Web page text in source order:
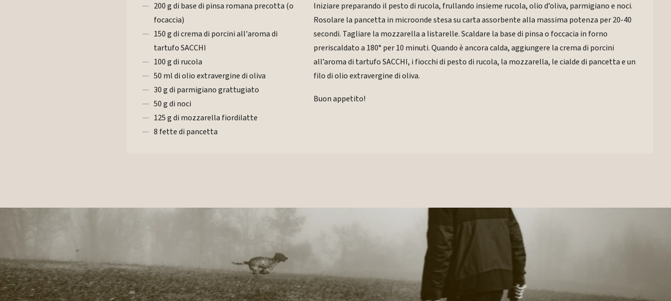
200 g di base di pinsa romana precotta (o
focaccia)
150 g di crema di porcini all'aroma di
tartufo SACCHI
100 g di rucola
50 ml di olio extravergine di oliva
30 g di parmigiano grattugiato
50 g di noci
125 g di mozzarella fiordilatte
8 fette di pancetta
Iniziare preparando il pesto di rucola, frullando insieme rucola, olio d’oliva, parmigiano e noci.
Rosolare la pancetta in microonde stesa su carta assorbente alla massima potenza per 20-40
secondi. Tagliare la mozzarella a listarelle. Scaldare la base di pinsa o foccacia in forno
preriscaldato a 180° per 10 minuti. Quando è ancora calda, aggiungere la crema di porcini
all’aroma di tartufo SACCHI, i fiocchi di pesto di rucola, la mozzarella, le cialde di pancetta e un
filo di olio extravergine di oliva.
Buon appetito!